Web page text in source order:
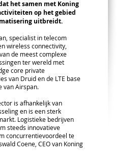
het samen met Koning
op het gebied
uitbreidt.
specialist in telecom
wireless connectivity,
de meest complexe
ter wereld met
core private
van Druid en de LTE base
van Airspan.
is afhankelijk van
en is een sterk
Logistieke bedrijven
steeds innovatieve
concurrentievoordeel te
Coene, CEO van Koning